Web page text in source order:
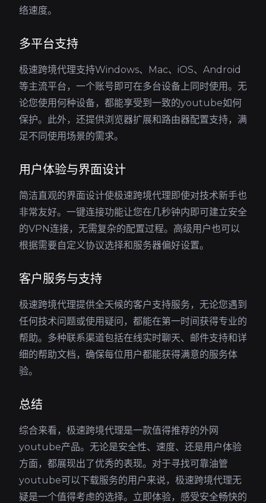
络速度。
多平台支持
极速跨境代理支持Windows、Mac、iOS、Android
等主流平台，一个账号即可在多台设备上同时使用。无
论您使用何种设备，都能享受到一致的youtube如何
保护。此外，还提供浏览器扩展和路由器配置支持，满
足不同使用场景的需求。
用户体验与界面设计
简洁直观的界面设计使极速跨境代理即使对技术新手也
非常友好。一键连接功能让您在几秒钟内即可建立安全
的VPN连接，无需复杂的配置过程。高级用户也可以
根据需要自定义协议选择和服务器偏好设置。
客户服务与支持
极速跨境代理提供全天候的客户支持服务，无论您遇到
任何技术问题或使用疑问，都能在第一时间获得专业的
帮助。多种联系渠道包括在线实时聊天、邮件支持和详
细的帮助文档，确保每位用户都能获得满意的服务体
验。
总结
综合来看，极速跨境代理是一款值得推荐的外网
youtube产品。无论是安全性、速度、还是用户体验
方面，都展现出了优秀的表现。对于寻找可靠油管
youtube可以下载服务的用户来说，极速跨境代理无
疑是一个值得考虑的选择。立即体验，感受安全畅快的